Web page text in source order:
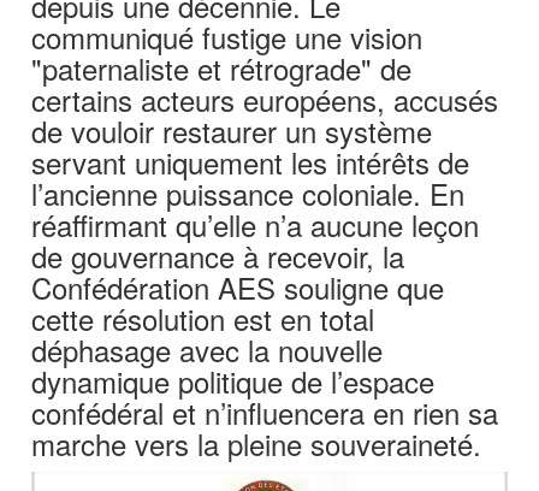
communiqué fustige une vision
"paternaliste et rétrograde" de
certains acteurs européens, accusés
de vouloir restaurer un système
servant uniquement les intérêts de
l’ancienne puissance coloniale. En
réaffirmant qu’elle n’a aucune leçon
de gouvernance à recevoir, la
Confédération AES souligne que
cette résolution est en total
déphasage avec la nouvelle
dynamique politique de l’espace
confédéral et n’influencera en rien sa
marche vers la pleine souveraineté.